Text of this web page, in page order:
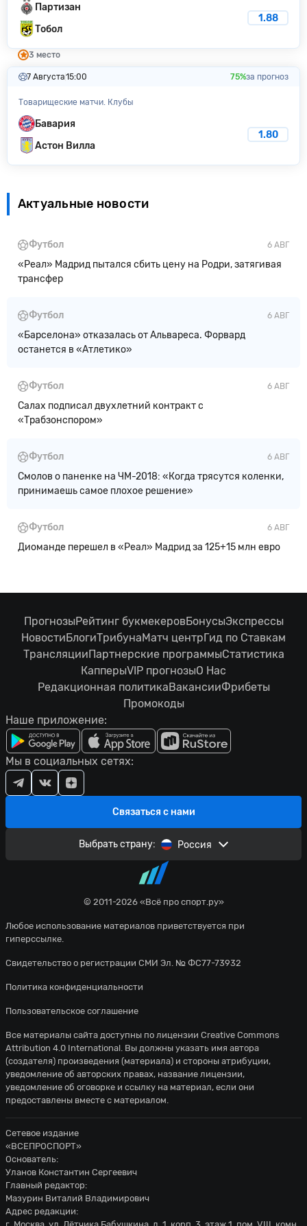
Партизан
Тобол
1.88
3 место
7 Августа15:00 75%за прогноз
Товарищеские матчи. Клубы
Бавария
Астон Вилла
1.80
Актуальные новости
6 АВГ
Футбол
«Реал» Мадрид пытался сбить цену на Родри, затягивая
трансфер
6 АВГ
Футбол
«Барселона» отказалась от Альвареса. Форвард
останется в «Атлетико»
6 АВГ
Футбол
Салах подписал двухлетний контракт с
«Трабзонспором»
6 АВГ
Футбол
Смолов о паненке на ЧМ-2018: «Когда трясутся коленки,
принимаешь самое плохое решение»
6 АВГ
Футбол
Диоманде перешел в «Реал» Мадрид за 125+15 млн евро
© 2011-2026 «Всё про спорт.ру»
Любое использование материалов приветствуется при
гиперссылке.
Свидетельство о регистрации СМИ Эл. № ФС77-73932
Политика конфиденциальности
Пользовательское соглашение
Прогнозы Рейтинг букмекеров БонусыЭкспрессы
Новости БлогиТрибуна Матч центр Гид по Ставкам
Трансляции Партнерские программыСтатистика
КапперыVIP прогнозыО Нас
Редакционная политика ВакансииФрибеты
Промокоды
Наше приложение:
Связаться с нами
Мы в социальных сетях:
Выбрать страну: Россия
Все материалы сайта доступны по лицензии Creative Commons
Attribution 4.0 International. Вы должны указать имя автора
(создателя) произведения (материала) и стороны атрибуции,
уведомление об авторских правах, название лицензии,
уведомление об оговорке и ссылку на материал, если они
предоставлены вместе с материалом.
Сетевое издание
«ВСЕПРОСПОРТ»
Основатель:
Уланов Константин Сергеевич
Главный редактор:
Мазурин Виталий Владимирович
Адрес редакции: